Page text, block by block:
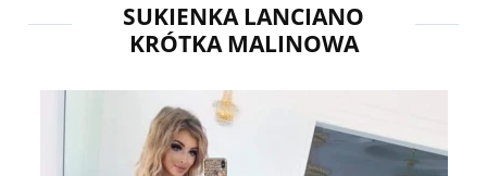
SUKIENKA LANCIANO
KRÓTKA MALINOWA